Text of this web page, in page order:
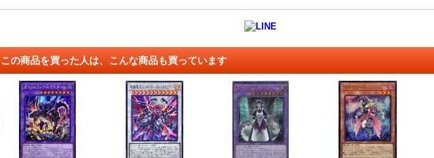
この商品を買った人は、こんな商品も買っています